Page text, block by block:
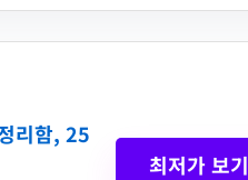
리함, 25
최저가 보기